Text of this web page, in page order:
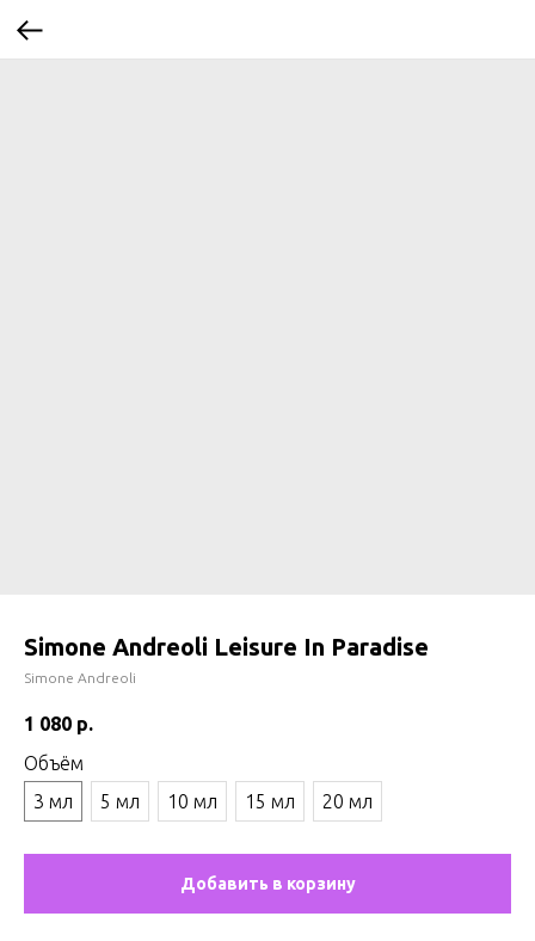
Simone Andreoli Leisure In Paradise
Simone Andreoli
1 080 р.
Объём
3 мл
5 мл 10 мл 15 мл 20 мл
Добавить в корзину